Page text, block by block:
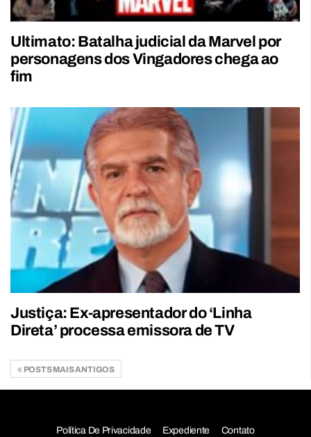
Ultimato: Batalha judicial da Marvel por
personagens dos Vingadores chega ao
fim
Justiça: Ex-apresentador do ‘Linha
Direta’ processa emissora de TV
POSTS MAIS ANTIGOS
Política De Privacidade Expediente Contato